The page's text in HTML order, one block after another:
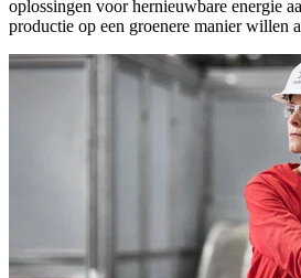
oplossingen voor hernieuwbare energie
productie op een groenere manier willen